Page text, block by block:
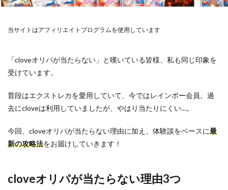
当サイトはアフィリエイトプログラムを使用しています
「cloveオリパが当たらない」と嘆いている皆様、私も同じ印象を
受けています。
普段はエクストレカを愛用していて、今ではレインボー会員。過
去にcloveは利用していましたが、やはり当たりにくい…。
今回、cloveオリパが当たらない理由に加え、体験談をベースに最
新の攻略法をお届けしていきます！
cloveオリパが当たらない理由3つ